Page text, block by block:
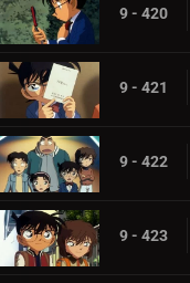
9 - 420
9 - 421
9 - 422
9 - 423